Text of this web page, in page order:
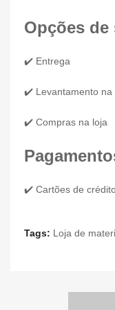
Opções de
✔️ Entrega
✔️ Levantamento na
✔️ Compras na loja
✔️ Cartões de
Tags: Loja de